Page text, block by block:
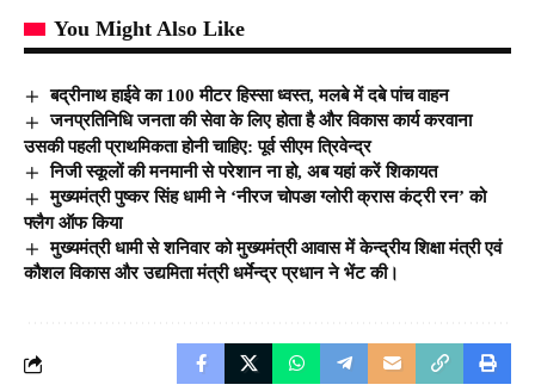
You Might Also Like
बद्रीनाथ हाईवे का 100 मीटर हिस्सा ध्वस्त, मलबे में दबे पांच वाहन
जनप्रतिनिधि जनता की सेवा के लिए होता है और विकास कार्य करवाना
उसकी पहली प्राथमिकता होनी चाहिए: पूर्व सीएम त्रिवेन्द्र
निजी स्कूलों की मनमानी से परेशान ना हो, अब यहां करें शिकायत
मुख्यमंत्री पुष्कर सिंह धामी ने ‘नीरज चोपङा ग्लोरी क्रास कंट्री रन’ को
फ्लैग ऑफ किया
मुख्यमंत्री धामी से शनिवार को मुख्यमंत्री आवास में केन्द्रीय शिक्षा मंत्री एवं
कौशल विकास और उद्यमिता मंत्री धर्मेन्द्र प्रधान ने भेंट की।